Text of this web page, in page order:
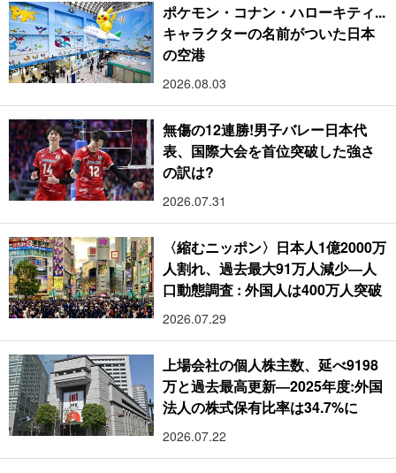
ポケモン・コナン・ハローキティ...
キャラクターの名前がついた日本
の空港
2026.08.03
無傷の12連勝!男子バレー日本代
表、国際大会を首位突破した強さ
の訳は?
2026.07.31
〈縮むニッポン〉日本人1億2000万
人割れ、過去最大91万人減少―人
口動態調査 : 外国人は400万人突破
2026.07.29
上場会社の個人株主数、延べ9198
万と過去最高更新―2025年度:外国
法人の株式保有比率は34.7%に
2026.07.22